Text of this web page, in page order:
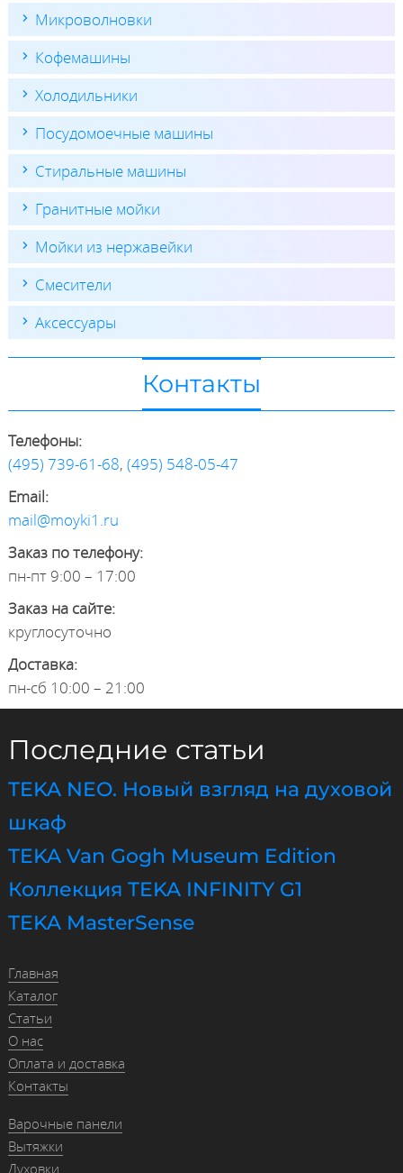
Микроволновки
Кофемашины
Холодильники
Посудомоечные машины
Стиральные машины
Гранитные мойки
Мойки из нержавейки
Смесители
Аксессуары
Контакты
Телефоны:
(495) 739-61-68, (495) 548-05-47
Email:
mail@moyki1.ru
Заказ по телефону:
пн-пт 9:00 – 17:00
Заказ на сайте:
круглосуточно
Доставка:
пн-сб 10:00 – 21:00
Последние статьи
TEKA NEO. Новый взгляд на духовой
шкаф
TEKA Van Gogh Museum Edition
Коллекция TEKA INFINITY G1
TEKA MasterSense
Главная
Каталог
Статьи
О нас
Оплата и доставка
Контакты
Варочные панели
Вытяжки
Духовки